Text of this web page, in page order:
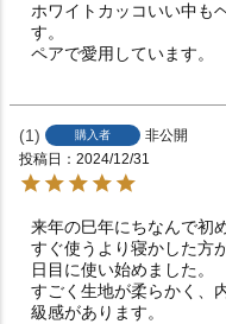
ホワイトカッコいい中も
す。
ペアで愛用しています。
1 購入者
非公開
投稿日
2024/12/31
来年の巳年にちなんで初
すぐ使うより寝かした方
日目に使い始めました。
すごく生地が柔らかく、
級感があります。